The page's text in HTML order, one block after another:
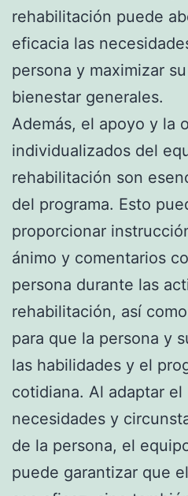
rehabilitación puede
eficacia las
persona y maximizar
bienestar generales.
Además, el apoyo y la
individualizados del
rehabilitación son
del programa. Esto
proporcionar
ánimo y comentarios
persona durante las
rehabilitación, así
para que la persona y
las habilidades y el
cotidiana. Al adaptar el
necesidades y
de la persona, el
puede garantizar que